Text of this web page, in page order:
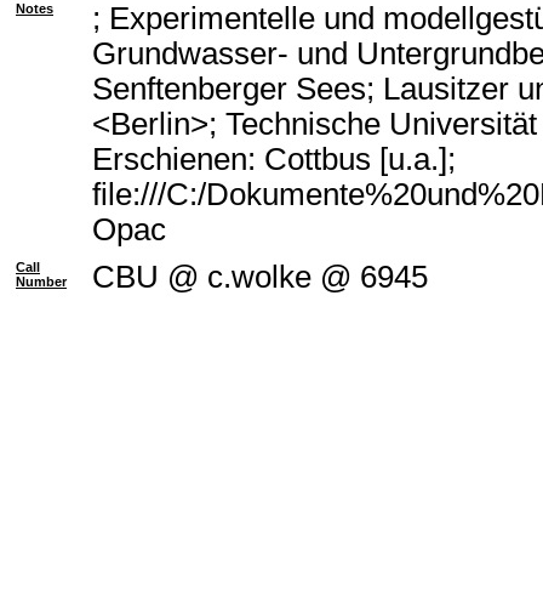
Notes
; Experimentelle und
Grundwasser- und
Senftenberger Sees; Lausitzer
<Berlin>; Technische
Erschienen: Cottbus [u.a.];
file:///C:/
Opac
Call
Number
CBU @ c.wolke @ 6945